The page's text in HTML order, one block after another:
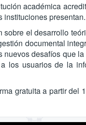
académica
instituciones presentan.
el desarrollo
documental
desafíos que
los usuarios de la
gratuita a partir del